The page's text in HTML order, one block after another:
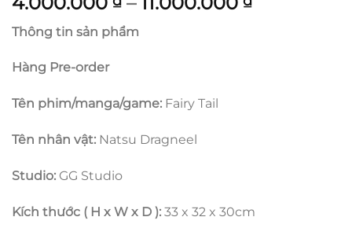
Thông tin sản phẩm
Hàng Pre-order
Tên phim/manga/game: Fairy Tail
Tên nhân vật: Natsu Dragneel
Studio: GG Studio
Kích thước ( H x W x D ): 33 x 32 x 30cm